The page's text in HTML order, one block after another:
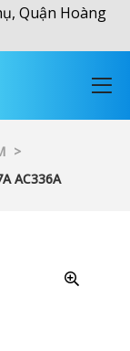
Quận Hoàng
>
AC336A